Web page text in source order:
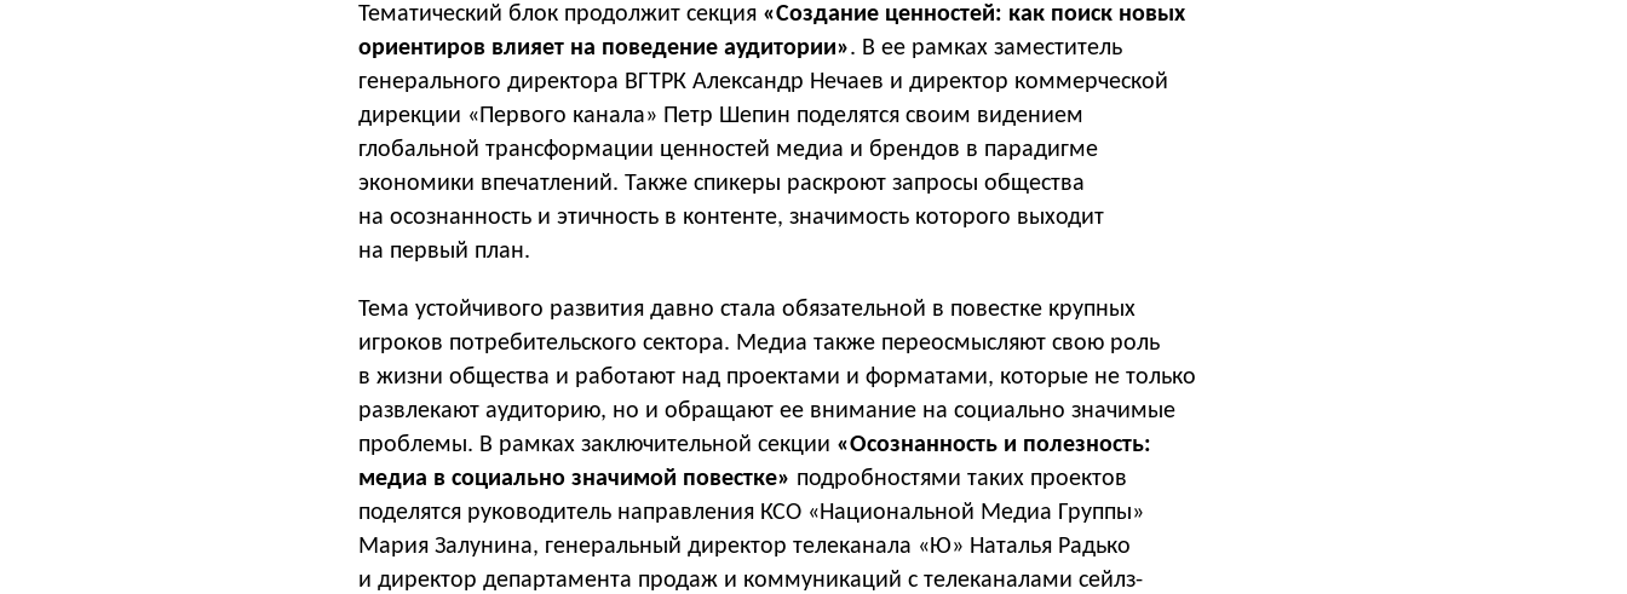
Тематический блок продолжит секция «Создание ценностей: как поиск новых
ориентиров влияет на поведение аудитории». В ее рамках заместитель
генерального директора ВГТРК Александр Нечаев и директор коммерческой
дирекции «Первого канала» Петр Шепин поделятся своим видением
глобальной трансформации ценностей медиа и брендов в парадигме
экономики впечатлений. Также спикеры раскроют запросы общества
на осознанность и этичность в контенте, значимость которого выходит
на первый план.
Тема устойчивого развития давно стала обязательной в повестке крупных
игроков потребительского сектора. Медиа также переосмысляют свою роль
в жизни общества и работают над проектами и форматами, которые не только
развлекают аудиторию, но и обращают ее внимание на социально значимые
проблемы. В рамках заключительной секции «Осознанность и полезность:
медиа в социально значимой повестке» подробностями таких проектов
поделятся руководитель направления КСО «Национальной Медиа Группы»
Мария Залунина, генеральный директор телеканала «Ю» Наталья Радько
и директор департамента продаж и коммуникаций с телеканалами сейлз-